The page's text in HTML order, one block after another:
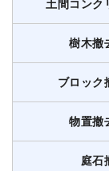
土間コンク
樹木撤
ブロック
物置撤
庭石